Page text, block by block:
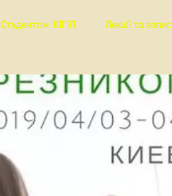
Студентам КІГіП Лекції та